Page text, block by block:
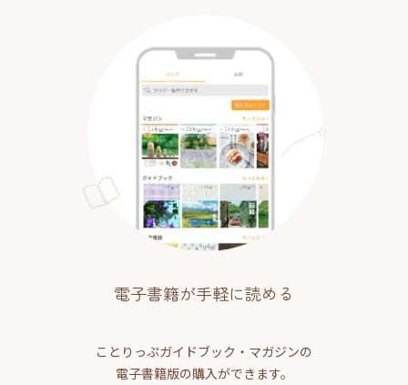
電子書籍が手軽に読める
ことりっぷガイドブック・マガジンの
電子書籍版の購入ができます。